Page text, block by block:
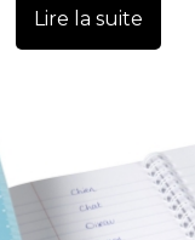
Lire la suite